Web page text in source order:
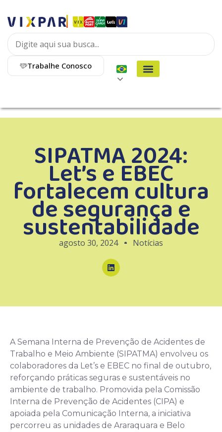
Trabalhe Conosco
SIPATMA 2024:
Let’s e EBEC
fortalecem cultura
de segurança e
sustentabilidade
agosto 30, 2024 Notícias
A Semana Interna de Prevenção de Acidentes de
Trabalho e Meio Ambiente (SIPATMA) envolveu os
colaboradores da Let’s e EBEC no final de outubro,
reforçando práticas seguras e sustentáveis no
ambiente de trabalho. Promovida pela Comissão
Interna de Prevenção de Acidentes (CIPA) e
apoiada pela Comunicação Interna, a iniciativa
percorreu as unidades de Araraquara e Belo